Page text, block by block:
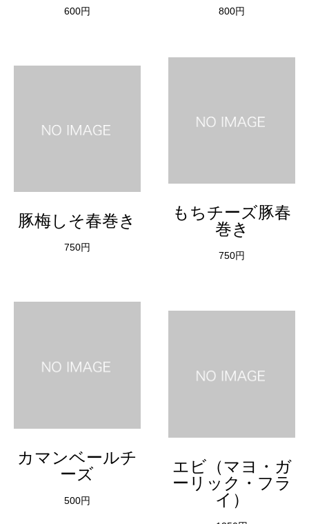
600円 800円
豚梅しそ春巻き
750円
もちチーズ豚春
巻き
750円
カマンベールチ
ーズ
500円
エビ（マヨ・ガ
ーリック・フラ
イ）